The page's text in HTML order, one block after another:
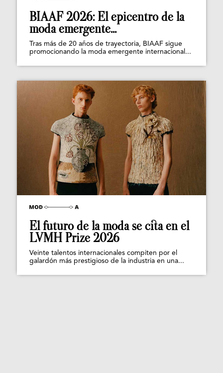
BIAAF 2026: El epicentro de la
moda emergente...
Tras más de 20 años de trayectoria, BIAAF sigue
promocionando la moda emergente internacional...
El futuro de la moda se cita en el
LVMH Prize 2026
Veinte talentos internacionales compiten por el
galardón más prestigioso de la industria en una...